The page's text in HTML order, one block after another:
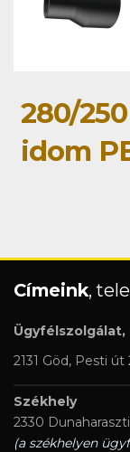
280/
idom
Címeink,
Ügyfélszolgálat,
2131 Göd, Pesti út
Székhely
2330
(a székhelyen